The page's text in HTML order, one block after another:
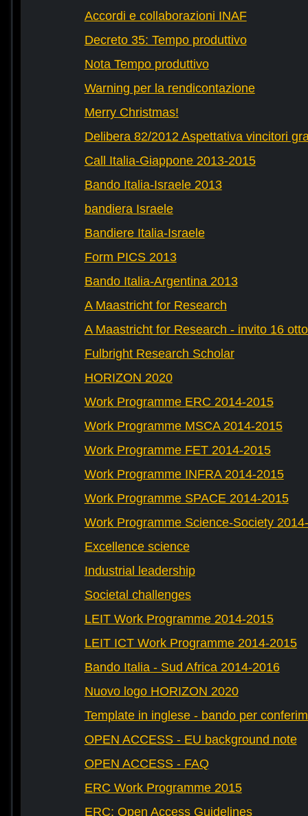
Accordi e collaborazioni INAF
Decreto 35: Tempo produttivo
Nota Tempo produttivo
Warning per la rendicontazione
Merry Christmas!
Delibera 82/2012 Aspettativa vincitori
Call Italia-Giappone 2013-2015
Bando Italia-Israele 2013
bandiera Israele
Bandiere Italia-Israele
Form PICS 2013
Bando Italia-Argentina 2013
A Maastricht for Research
A Maastricht for Research - invito 16
Fulbright Research Scholar
HORIZON 2020
Work Programme ERC 2014-2015
Work Programme MSCA 2014-2015
Work Programme FET 2014-2015
Work Programme INFRA 2014-2015
Work Programme SPACE 2014-2015
Work Programme Science-Society
Excellence science
Industrial leadership
Societal challenges
LEIT Work Programme 2014-2015
LEIT ICT Work Programme 2014-2015
Bando Italia - Sud Africa 2014-2016
Nuovo logo HORIZON 2020
Template in inglese - bando per
OPEN ACCESS - EU background note
OPEN ACCESS - FAQ
ERC Work Programme 2015
ERC: Open Access Guidelines